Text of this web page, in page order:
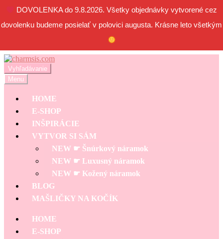
DOVOLENKA do 9.8.2026. Všetky objednávky vytvorené cez
dovolenku budeme posielať v polovici augusta. Krásne leto všetkým
Preskočiť
na
navigáciu
Preskočiť
na
obsah
Hľadať:
Vyhľadávanie
Menu
HOME
E-SHOP
INŠPIRÁCIE
VYTVOR SI SÁM
NEW ☛ Šnúrkový náramok
NEW ☛ Luxusný náramok
NEW ☛ Kožený náramok
BLOG
MAŠLIČKY NA KOČÍK
HOME
E-SHOP